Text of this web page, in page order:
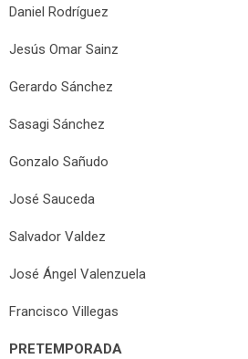
Daniel Rodríguez
Jesús Omar Sainz
Gerardo Sánchez
Sasagi Sánchez
Gonzalo Sañudo
José Sauceda
Salvador Valdez
José Ángel Valenzuela
Francisco Villegas
PRETEMPORADA